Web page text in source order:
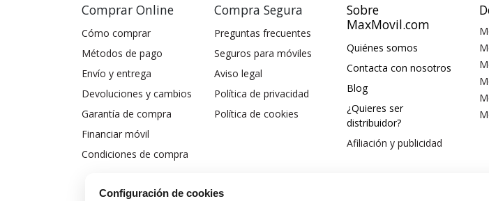
Comprar Online
Cómo comprar
Métodos de pago
Envío y entrega
Devoluciones y cambios
Garantía de compra
Financiar móvil
Condiciones de compra
Compra Segura
Preguntas frecuentes
Seguros para móviles
Aviso legal
Política de privacidad
Política de cookies
Sobre
MaxMovil.com
Quiénes somos
Contacta con nosotros
Blog
¿Quieres ser
distribuidor?
Afiliación y publicidad
Configuración de cookies